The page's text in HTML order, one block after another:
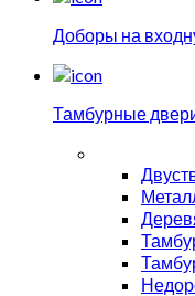
Доборы на
Тамбурные